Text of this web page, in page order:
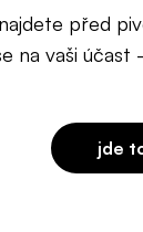
před
na vaši
jde